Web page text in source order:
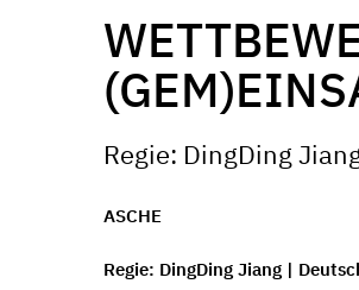
Regie: DingDing
ASCHE
Regie: DingDing Jiang |